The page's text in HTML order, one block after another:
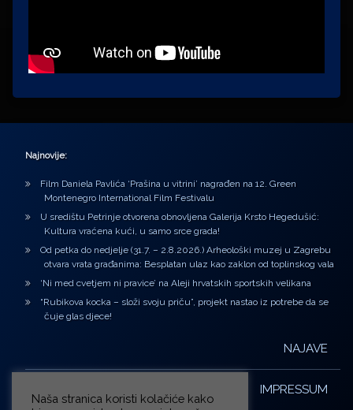
Najnovije:
Film Daniela Pavlića ‘Prašina u vitrini’ nagrađen na 12. Green
Montenegro International Film Festivalu
U središtu Petrinje otvorena obnovljena Galerija Krsto Hegedušić:
Kultura vraćena kući, u samo srce grada!
Od petka do nedjelje (31.7. – 2.8.2026.) Arheološki muzej u Zagrebu
otvara vrata građanima: Besplatan ulaz kao zaklon od toplinskog vala
‘Ni med cvetjem ni pravice’ na Aleji hrvatskih sportskih velikana
“Rubikova kocka – složi svoju priču”, projekt nastao iz potrebe da se
čuje glas djece!
NAJAVE
IMPRESSUM
Naša stranica koristi kolačiće kako